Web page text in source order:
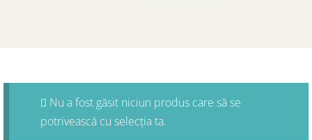
Nu a fost găsit niciun produs care să se
potrivească cu selecția ta.